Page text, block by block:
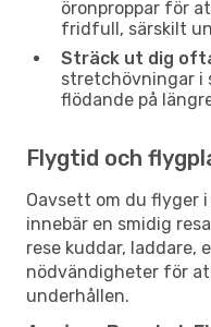
öronproppar för
fridfull, särskilt
Sträck ut dig
stretchövningar i
flödande på
Flygtid och
Oavsett om du flyger
innebär en smidig
rese kuddar, laddare,
nödvändigheter för
underhållen.